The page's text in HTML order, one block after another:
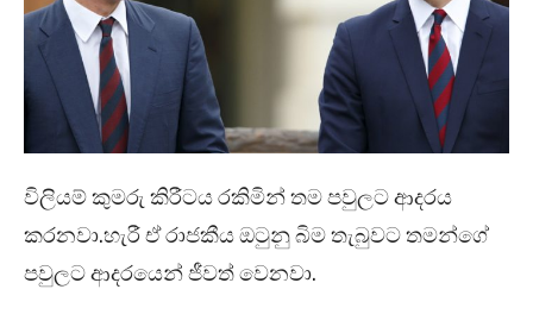
විලියම් කුමරු කිරීටය රකිමින් තම පවුලට ආදරය
කරනවා.හැරී ඒ රාජකීය ඔටුනු බිම තැබුවට තමන්ගේ
පවුලට ආදරයෙන් ජීවත් වෙනවා.